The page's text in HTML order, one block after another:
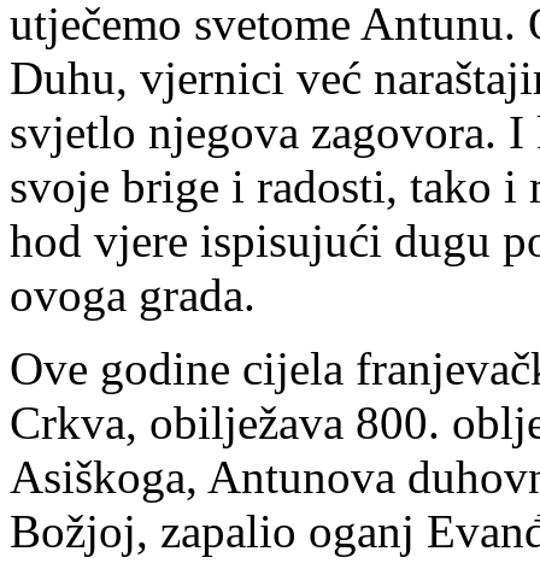
utječemo svetome Antunu.
Duhu, vjernici već
svjetlo njegova zagovora.
svoje brige i radosti, tako i
hod vjere ispisujući dugu
ovoga grada.
Ove godine cijela
Crkva, obilježava 800.
Asiškoga, Antunova
Božjoj, zapalio oganj